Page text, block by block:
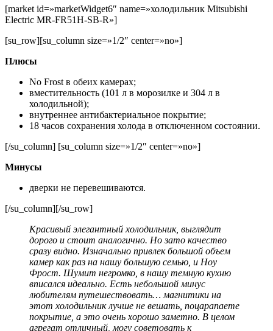
[market id=»marketWidget6″ name=»холодильник Mitsubishi
Electric MR-FR51H-SB-R»]
[su_row][su_column size=»1/2″ center=»no»]
Плюсы
No Frost в обеих камерах;
вместительность (101 л в морозилке и 304 л в
холодильной);
внутреннее антибактериальное покрытие;
18 часов сохранения холода в отключенном состоянии.
[/su_column] [su_column size=»1/2″ center=»no»]
Минусы
дверки не перевешиваются.
[/su_column][/su_row]
Красивый элегантный холодильник, выглядит
дорого и стоит аналогично. Но зато качество
сразу видно. Изначально привлек большой объем
камер как раз на нашу большую семью, и Ноу
Фрост. Шумит негромко, в нашу темную кухню
вписался идеально. Есть небольшой минус
любителям путешествовать… магнитики на
этот холодильник лучше не вешать, поцарапаете
покрытие, а это очень хорошо заметно. В целом
агрегат отличный, могу советовать к